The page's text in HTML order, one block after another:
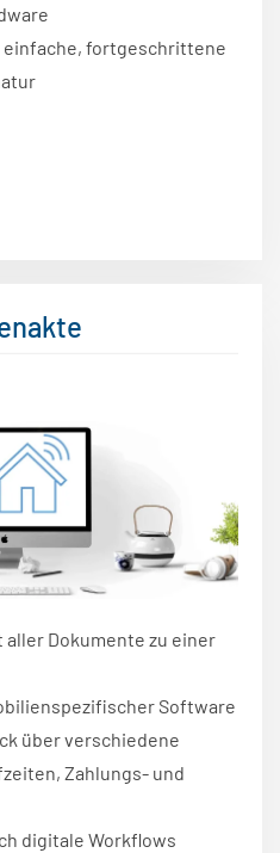
fortgeschrittene
Dokumente zu einer
Software
über verschiedene
Zahlungs- und
digitale Workflows